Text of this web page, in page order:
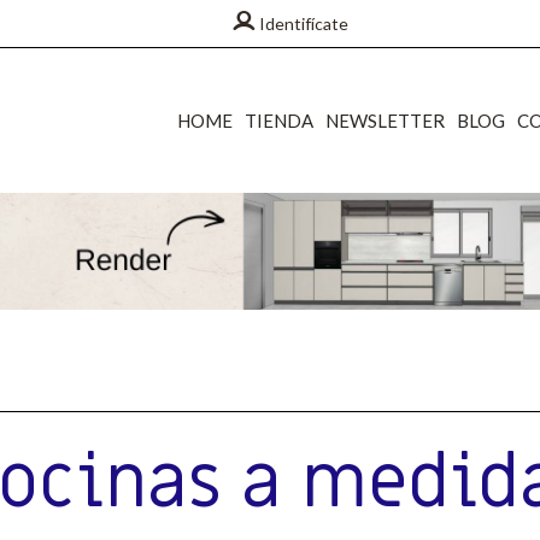
HOME TIENDA NEWSLETTER BLOG
Identifícate
a